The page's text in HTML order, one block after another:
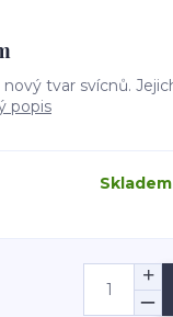
tvar svícnů.
popis